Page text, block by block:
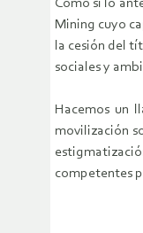
Como si lo
Mining cuyo
la cesión del
sociales y
Hacemos un
movilización
competentes